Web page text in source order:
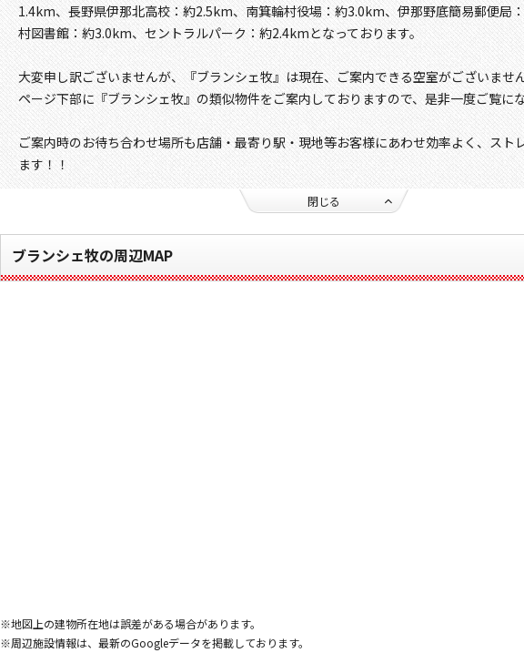
1.4km、長野県伊那北高校：約2.5km、南箕輪村役場：約3.0km、伊那野底簡易郵便局
村図書館：約3.0km、セントラルパーク：約2.4kmとなっております。
大変申し訳ございませんが、『ブランシェ牧』は現在、ご案内できる空室がございません
ページ下部に『ブランシェ牧』の類似物件をご案内しておりますので、是非一度ご覧に
ご案内時のお待ち合わせ場所も店舗・最寄り駅・現地等お客様にあわせ効率よく、スト
ます！！
閉じる
ブランシェ牧の周辺MAP
※地図上の建物所在地は誤差がある場合があります。
※周辺施設情報は、最新のGoogleデータを掲載しております。